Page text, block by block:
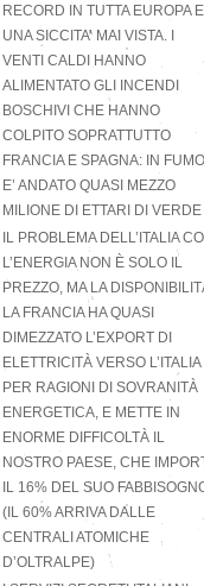
RECORD IN TUTTA EUROPA E
UNA SICCITA’ MAI VISTA. I
VENTI CALDI HANNO
ALIMENTATO GLI INCENDI
BOSCHIVI CHE HANNO
COLPITO SOPRATTUTTO
FRANCIA E SPAGNA: IN FUMO
E’ ANDATO QUASI MEZZO
MILIONE DI ETTARI DI VERDE
IL PROBLEMA DELL’ITALIA
L’ENERGIA NON È SOLO IL
PREZZO, MA LA
LA FRANCIA HA QUASI
DIMEZZATO L’EXPORT DI
ELETTRICITÀ VERSO L’ITALIA
PER RAGIONI DI SOVRANITÀ
ENERGETICA, E METTE IN
ENORME DIFFICOLTÀ IL
NOSTRO PAESE, CHE
IL 16% DEL SUO
(IL 60% ARRIVA DALLE
CENTRALI ATOMICHE
D’OLTRALPE)